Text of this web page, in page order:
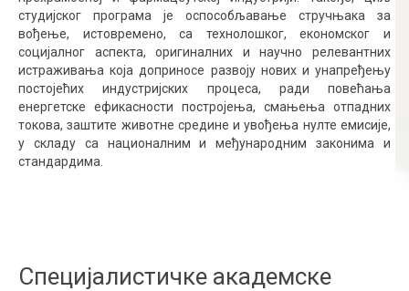
студијског програма је оспособљавање стручњака за
вођење, истовремено, са технолошког, економског и
социјалног аспекта, оригиналних и научно релевантних
истраживања која доприносе развоју нових и унапређењу
постојећих индустријских процеса, ради повећања
енергетске ефикасности постројења, смањења отпадних
токова, заштите животне средине и увођења нулте емисије,
у складу са националним и међународним законима и
стандардима.
Специјалистичке академске